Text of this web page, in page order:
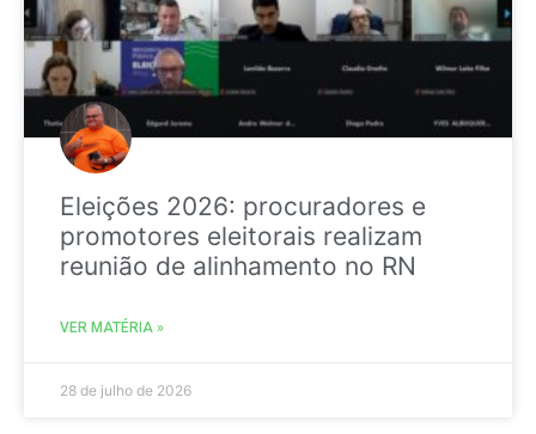
Eleições 2026: procuradores e
promotores eleitorais realizam
reunião de alinhamento no RN
VER MATÉRIA »
28 de julho de 2026